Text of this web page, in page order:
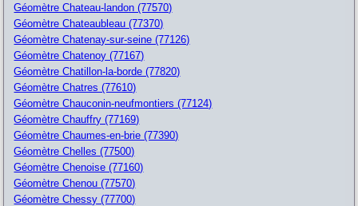
Géomètre Chateau-landon (77570)
Géomètre Chateaubleau (77370)
Géomètre Chatenay-sur-seine (77126)
Géomètre Chatenoy (77167)
Géomètre Chatillon-la-borde (77820)
Géomètre Chatres (77610)
Géomètre Chauconin-neufmontiers (77124)
Géomètre Chauffry (77169)
Géomètre Chaumes-en-brie (77390)
Géomètre Chelles (77500)
Géomètre Chenoise (77160)
Géomètre Chenou (77570)
Géomètre Chessy (77700)